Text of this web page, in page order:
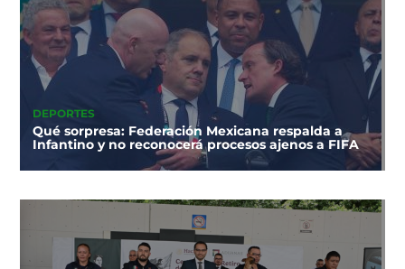
DEPORTES
Qué sorpresa: Federación Mexicana respalda a
Infantino y no reconocerá procesos ajenos a FIFA